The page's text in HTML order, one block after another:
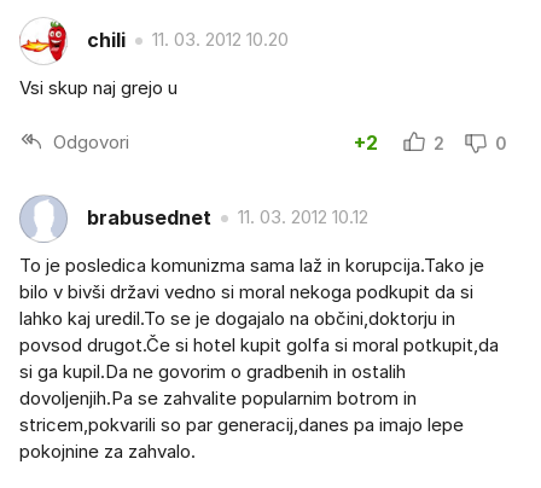
chili 11. 03. 2012 10.20
Vsi skup naj grejo u
Odgovori +2 2 0
brabusednet 11. 03. 2012 10.12
To je posledica komunizma sama laž in korupcija.Tako je
bilo v bivši državi vedno si moral nekoga podkupit da si
lahko kaj uredil.To se je dogajalo na občini,doktorju in
povsod drugot.Če si hotel kupit golfa si moral potkupit,da
si ga kupil.Da ne govorim o gradbenih in ostalih
dovoljenjih.Pa se zahvalite popularnim botrom in
stricem,pokvarili so par generacij,danes pa imajo lepe
pokojnine za zahvalo.